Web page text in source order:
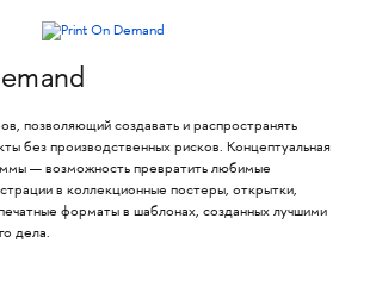
позволяющий создавать и распространять
без производственных рисков. Концептуальная
— возможность превратить любимые
в коллекционные постеры, открытки,
форматы в шаблонах, созданных лучшими
дела.